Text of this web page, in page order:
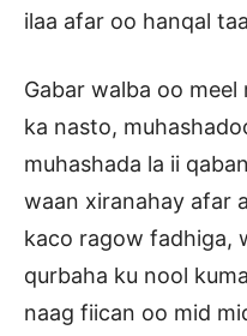
ilaa afar oo hanqal
Gabar walba oo
ka nasto,
muhashada la ii
waan xiranahay afar
kaco ragow fadhiga,
qurbaha ku nool
naag fiican oo mid